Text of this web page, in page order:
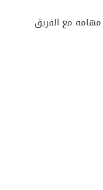
مع الفريق